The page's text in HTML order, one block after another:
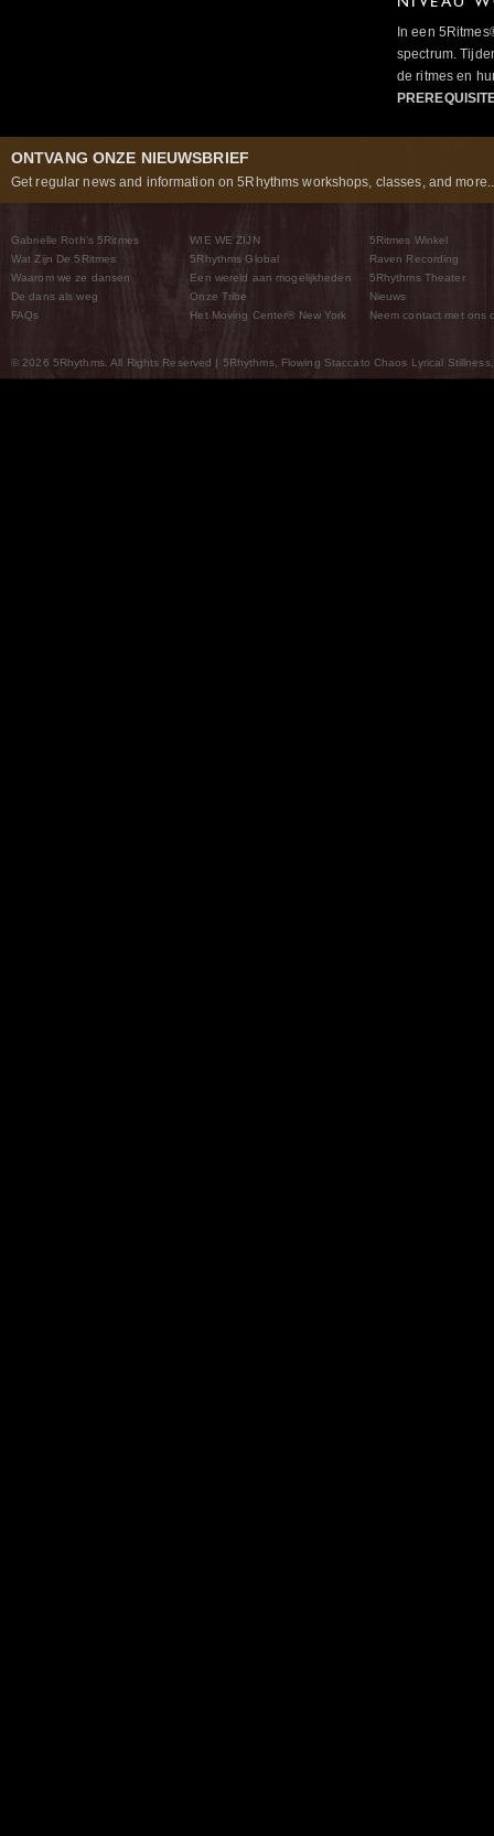
NIVEAU
In een
spectrum.
de ritmes en
ONTVANG ONZE NIEUWSBRIEF
Get regular news and information on 5Rhythms workshops, classes, and
Gabrielle Roth’s 5Ritmes
Wat Zijn De 5Ritmes
Waarom we ze dansen
De dans als weg
FAQs
WIE WE ZIJN
5Rhythms Global
Een wereld aan mogelijkheden
Onze Tribe
Het Moving Center® New York
5Ritmes Winkel
Raven Recording
5Rhythms Theater
Nieuws
Neem contact met ons
© 2026 5Rhythms. All Rights Reserved | 5Rhythms, Flowing Staccato Chaos Lyrical